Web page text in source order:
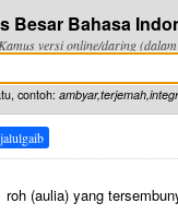
Besar Bahasa
Kamus versi online/daring
contoh:
roh (aulia) yang